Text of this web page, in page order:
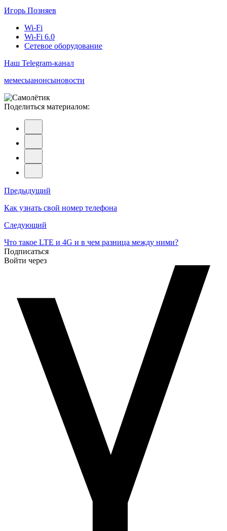
Игорь Позняев
Wi-Fi
Wi-Fi 6.0
Сетевое оборудование
Наш Telegram-канал
мемесыанонсыновости
Поделиться материалом:
Навигация
по
записям
Предыдущий
Как узнать свой номер телефона
Следующий
Что такое LTE и 4G и в чем разница между ними?
Подписаться
Войти через